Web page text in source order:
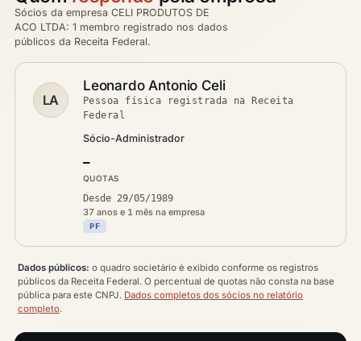
Sócios da empresa CELI PRODUTOS DE
ACO LTDA: 1 membro registrado nos dados
públicos da Receita Federal.
LA
Leonardo Antonio Celi
Pessoa física registrada na Receita
Federal
Sócio-Administrador
—
QUOTAS
Desde 29/05/1989
37 anos e 1 mês na empresa
PF
Dados públicos: o quadro societário é exibido conforme os registros
públicos da Receita Federal. O percentual de quotas não consta na base
pública para este CNPJ. Dados completos dos sócios no relatório
completo.